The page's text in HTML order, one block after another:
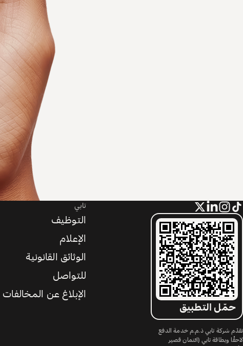
حمّل التطبيق
تقدّم شركة تابي ذ.م.م خدمة الدفع
لاحقًا وبطاقة تابي (ائتمان قصير
تابي
التوظيف
الإعلام
الوثائق القانونية
للتواصل
الإبلاغ عن المخالفات